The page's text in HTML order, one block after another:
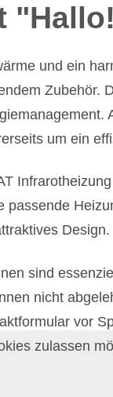
und ein
Zubehör.
um ein
Design.
sind
nicht
vor
zulassen